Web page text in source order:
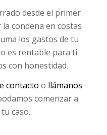
desde el primer
condena en costas
los gastos de tu
es rentable para ti
con honestidad.
contacto o llámanos
comenzar a
caso.